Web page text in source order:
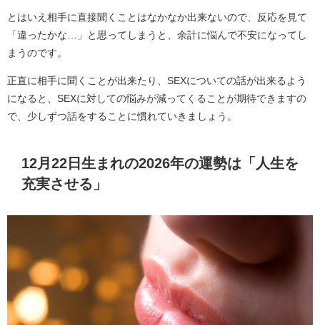
とはいえ相手に直接聞くことはなかなか出来ないので、反応を見て
「違ったかな…」と思ってしまうと、余計に悩んで不安になってし
まうのです。
正直に相手に聞くことが出来たり、SEXについての話が出来るよう
になると、SEXに対しての悩みが減ってくることが期待できますの
で、少しずつ話をすることに慣れていきましょう。
12月22日生まれの2026年の運勢は「人生を
充実させる」